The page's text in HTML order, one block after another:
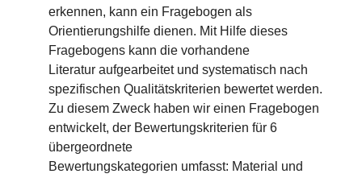
erkennen, kann ein Fragebogen als
Orientierungshilfe dienen. Mit Hilfe dieses
Fragebogens kann die vorhandene
Literatur aufgearbeitet und systematisch nach
spezifischen Qualitätskriterien bewertet werden.
Zu diesem Zweck haben wir einen Fragebogen
entwickelt, der Bewertungskriterien für 6
übergeordnete
Bewertungskategorien umfasst: Material und